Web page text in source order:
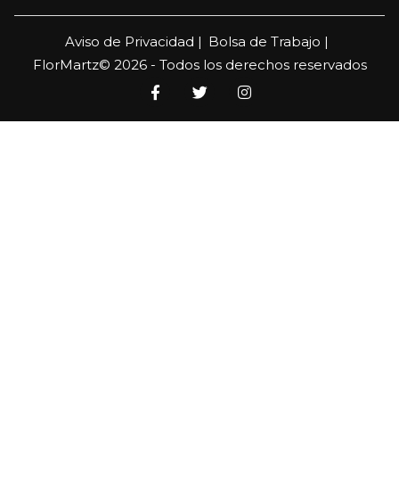
Aviso de Privacidad | Bolsa de Trabajo |
FlorMartz© 2026 - Todos los derechos reservados